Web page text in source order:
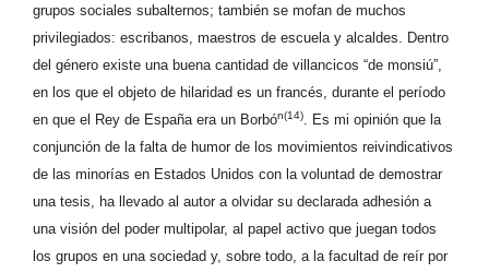
grupos sociales subalternos; también se mofan de muchos
privilegiados: escribanos, maestros de escuela y alcaldes. Dentro
del género existe una buena cantidad de villancicos “de monsiú”,
en los que el objeto de hilaridad es un francés, durante el período
en que el Rey de España era un Borbón(14)
. Es mi opinión que la
conjunción de la falta de humor de los movimientos reivindicativos
de las minorías en Estados Unidos con la voluntad de demostrar
una tesis, ha llevado al autor a olvidar su declarada adhesión a
una visión del poder multipolar, al papel activo que juegan todos
los grupos en una sociedad y, sobre todo, a la facultad de reír por